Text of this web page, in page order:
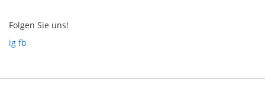
Folgen Sie uns!
ig fb